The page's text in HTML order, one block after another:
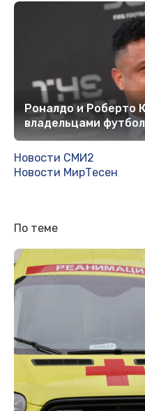
Роналдо и Роберто
владельцами
Новости СМИ2
Новости МирТесен
По теме